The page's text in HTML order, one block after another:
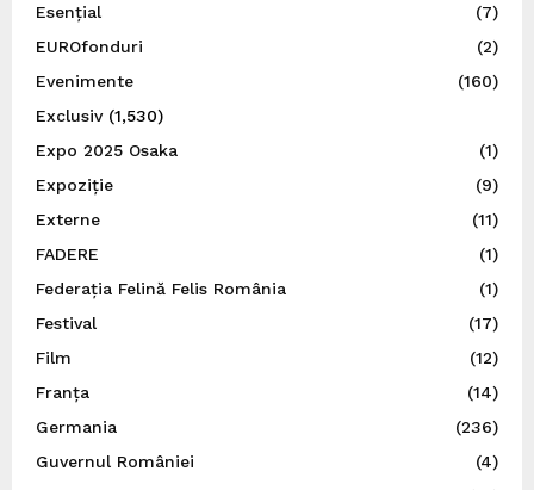
Esențial
(7)
EUROfonduri
(2)
Evenimente
(160)
Exclusiv(1,530)
Expo 2025 Osaka
(1)
Expoziție
(9)
Externe
(11)
FADERE
(1)
Federația Felină Felis România
(1)
Festival
(17)
Film
(12)
Franța
(14)
Germania
(236)
Guvernul României
(4)